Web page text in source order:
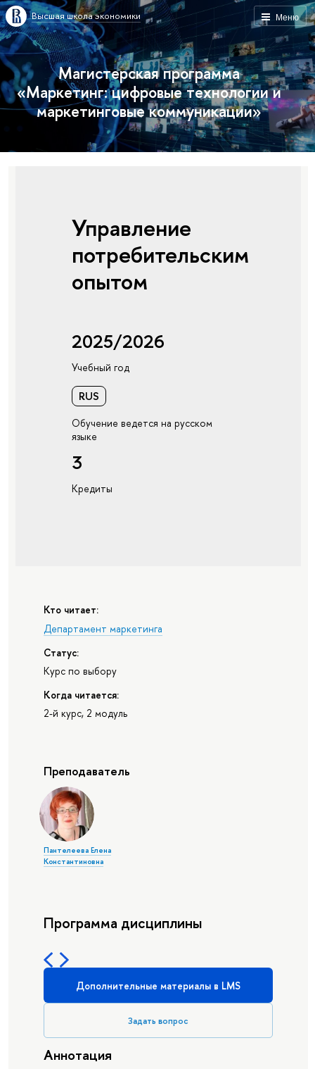
Меню
Высшая школа экономики
Магистерская программа
«Маркетинг: цифровые технологии и
маркетинговые коммуникации»
Управление
потребительским
опытом
2025/2026
Учебный год
RUS
Обучение ведется на русском
языке
3
Кредиты
Кто читает:
Департамент маркетинга
Статус:
Курс по выбору
Когда читается:
2-й курс, 2 модуль
Преподаватель
Пантелеева Елена
Константиновна
Программа дисциплины
Дополнительные материалы в LMS
Задать вопрос
Аннотация